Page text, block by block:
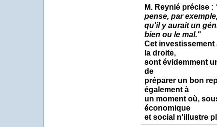
M. Reynié précise :
pense, par
qu'il y aurait un
bien ou le mal."
Cet
la droite,
sont évidemment
de
préparer un bon
également à
un moment où,
économique
et social n'illustre